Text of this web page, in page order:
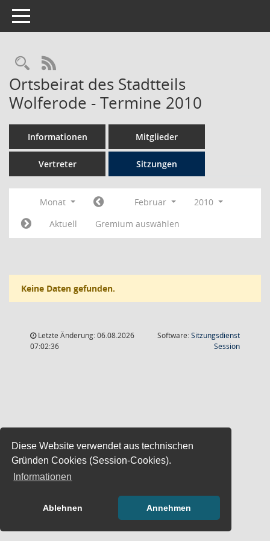
Diese Website verwendet aus technischen
Gründen Cookies (Session-Cookies).
Informationen
Ablehnen Annehmen
Toggle navigation
Rechercheauswahl
RSS-Feed
Ortsbeirat des Stadtteils
Wolferode - Termine 2010
Informationen Mitglieder
Vertreter Sitzungen
Monat Februar
2010
Aktuell
Gremium auswählen
Keine Daten gefunden.
Letzte Änderung: 06.08.2026
07:02:36
Software:Sitzungsdienst
Session(Wird in